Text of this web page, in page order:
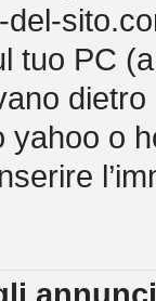
tuo PC
yahoo o